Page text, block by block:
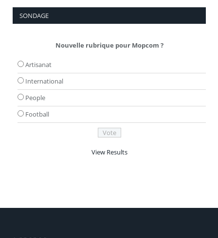
SONDAGE
Nouvelle rubrique pour Mopcom ?
Artisanat
International
People
Football
View Results